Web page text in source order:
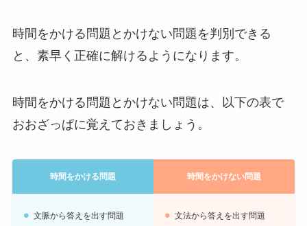
時間をかける問題とかけない問題を判別できる
と、素早く正確に解けるようになります。
時間をかける問題とかけない問題は、以下の表で
おおざっぱに覚えておきましょう。
時間をかける問題 時間をかけない問題
文脈から答えを出す問題
文法から答えを出す問題